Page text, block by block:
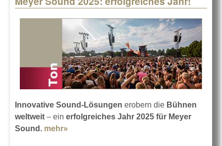
Innovative Sound-Lösungen erobern die Bühnen
weltweit – ein erfolgreiches Jahr 2025 für Meyer
Sound. mehr»